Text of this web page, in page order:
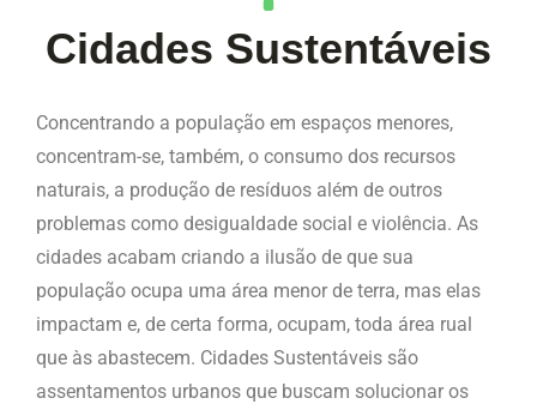
Cidades Sustentáveis
Concentrando a população em espaços menores,
concentram-se, também, o consumo dos recursos
naturais, a produção de resíduos além de outros
problemas como desigualdade social e violência. As
cidades acabam criando a ilusão de que sua
população ocupa uma área menor de terra, mas elas
impactam e, de certa forma, ocupam, toda área rual
que às abastecem. Cidades Sustentáveis são
assentamentos urbanos que buscam solucionar os